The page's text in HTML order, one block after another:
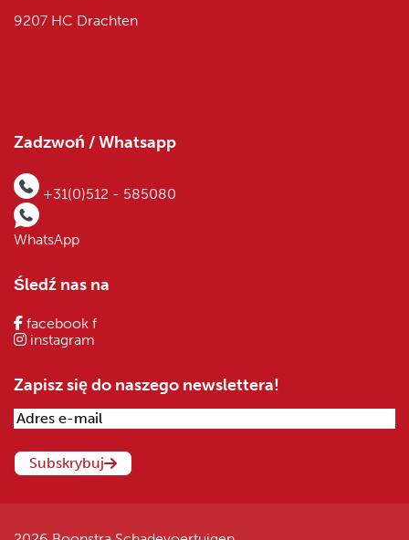
9207 HC Drachten
Zadzwoń / Whatsapp
+31(0)512 - 585080
WhatsApp
Śledź nas na
facebook f
instagram
Zapisz się do naszego newslettera!